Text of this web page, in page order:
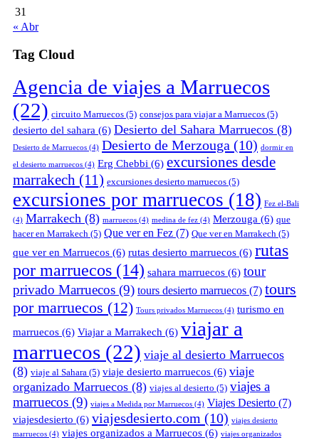
31
« Abr
Tag Cloud
Agencia de viajes a Marruecos
(22) circuito Marruecos (5) consejos para viajar a Marruecos (5)
desierto del sahara (6) Desierto del Sahara Marruecos (8)
Desierto de Marruecos (4) Desierto de Merzouga (10) dormir en
el desierto marruecos (4) Erg Chebbi (6) excursiones desde
marrakech (11) excursiones desierto marruecos (5)
excursiones por marruecos (18) Fez el-Bali
(4) Marrakech (8) marruecos (4) medina de fez (4) Merzouga (6) que
hacer en Marrakech (5) Que ver en Fez (7) Que ver en Marrakech (5)
que ver en Marruecos (6) rutas desierto marruecos (6) rutas
por marruecos (14) sahara marruecos (6) tour
privado Marruecos (9) tours desierto marruecos (7) tours
por marruecos (12) Tours privados Marruecos (4) turismo en
marruecos (6) Viajar a Marrakech (6) viajar a
marruecos (22) viaje al desierto Marruecos
(8) viaje al Sahara (5) viaje desierto marruecos (6) viaje
organizado Marruecos (8) viajes al desierto (5) viajes a
marruecos (9) viajes a Medida por Marruecos (4) Viajes Desierto (7)
viajesdesierto (6) viajesdesierto.com (10) viajes desierto
marruecos (4) viajes organizados a Marruecos (6) viajes organizados